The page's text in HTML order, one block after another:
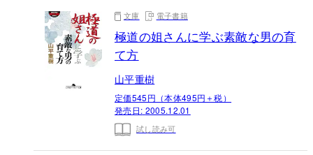
文庫 電子書籍
極道の姐さんに学ぶ素敵な男の育
て方
山平重樹
定価545円（本体495円＋税）
発売日: 2005.12.01
試し読み可